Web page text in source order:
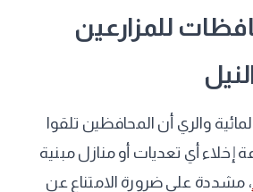
للمزارعين
والري أن المحافظين تلقوا
إخلاء أي تعديات أو منازل مبنية
، مشددة على ضرورة الامتناع عن